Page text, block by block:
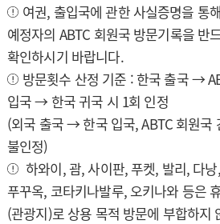
여권, 출입국에 관한 사실증명을 통
예정자의 ABTC 회원국 방문기록을 반
확인하시기 바랍니다.
방문횟수 산정 기준 : 한국 출국 →
입국 → 한국 귀국 시 1회 인정
(외국 출국 → 한국 입국, ABTC 회원국
불인정)
하와이, 괌, 사이판, 푸켓, 발리, 다
푸꾸옥, 코타키나발루, 오키나와 등은
(관광지)로 상용 목적 방문에 부합하지